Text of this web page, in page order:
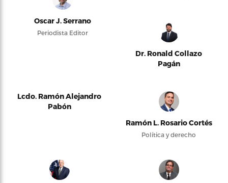
Oscar J. Serrano
Periodista Editor
Dr. Ronald Collazo
Pagán
Lcdo. Ramón Alejandro
Pabón
Ramón L. Rosario Cortés
Política y derecho